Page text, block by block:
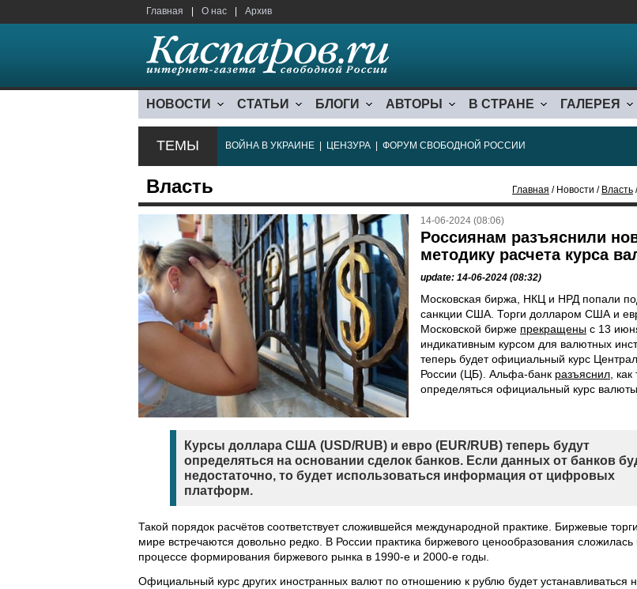
Главная О нас Архив
НОВОСТИ СТАТЬИ БЛОГИ АВТОРЫ В СТРАНЕ ГАЛЕРЕЯ
ТЕМЫ ВОЙНА В УКРАИНЕ ЦЕНЗУРА ФОРУМ СВОБОДНОЙ РОССИИ
Власть Главная / Новости / Власть
14-06-2024 (08:06)
Россиянам разъяснили
методику расчета курса
update: 14-06-2024 (08:32)
Московская биржа, НКЦ и НРД попали
санкции США. Торги долларом США и
Московской бирже прекращены с 13
индикативным курсом для валютных
теперь будет официальный курс
России (ЦБ). Альфа-банк разъяснил ,
определяться официальный курс валюты.
Курсы доллара США (USD/RUB) и евро (EUR/RUB) теперь будут
определяться на основании сделок банков. Если данных от банков
недостаточно, то будет использоваться информация от цифровых
платформ.
Такой порядок расчётов соответствует сложившейся международной практике. Биржевые
мире встречаются довольно редко. В России практика биржевого ценообразования сложилась
процессе формирования биржевого рынка в 1990-е и 2000-е годы.
Официальный курс других иностранных валют по отношению к рублю будет устанавливаться